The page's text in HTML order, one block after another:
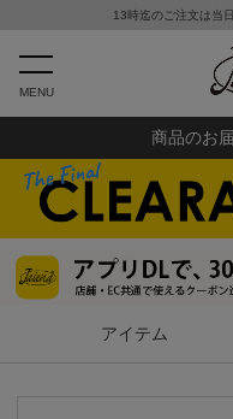
13時迄のご注文は当
MENU
商品のお
アイテム